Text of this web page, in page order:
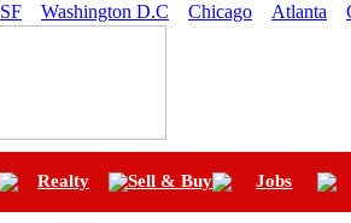
SF Washington D.C Chicago Atlanta
Realty Sell & Buy Jobs